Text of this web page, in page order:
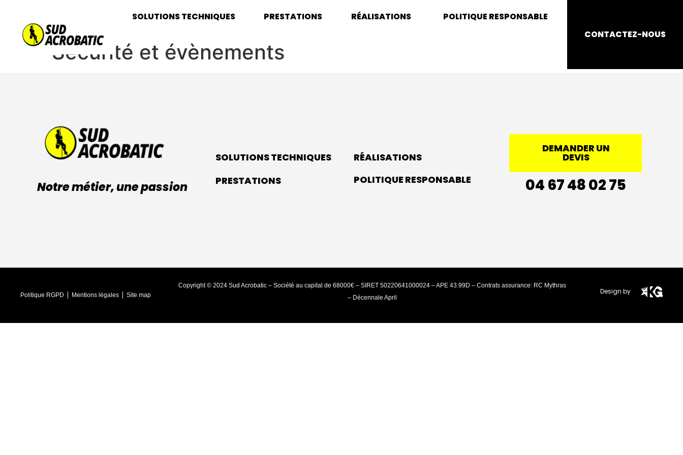
SOLUTIONS TECHNIQUES PRESTATIONS RÉALISATIONS
POLITIQUE RESPONSABLE
CONTACTEZ-NOUS
Sécurité et évènements
Notre métier, une passion
SOLUTIONS TECHNIQUES
PRESTATIONS
RÉALISATIONS
POLITIQUE RESPONSABLE
DEMANDER UN
DEVIS
04 67 48 02 75
Politique RGPD Mentions légales Site map
Copyright © 2024 Sud Acrobatic – Société au capital de 68000€ – SIRET 50220641000024 – APE 43.99D – Contrats assurance: RC Mythras
– Décennale April
Design by